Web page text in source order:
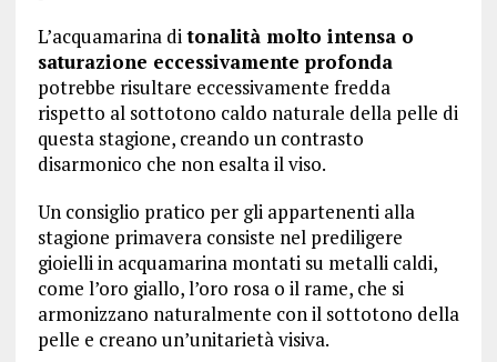
L’acquamarina ditonalità molto intensa o
saturazione eccessivamente profonda
potrebbe risultare eccessivamente fredda
rispetto al sottotono caldo naturale della pelle di
questa stagione, creando un contrasto
disarmonico che non esalta il viso.
Un consiglio pratico per gli appartenenti alla
stagione primavera consiste nel prediligere
gioielli in acquamarina montati su metalli caldi,
come l’oro giallo, l’oro rosa o il rame, che si
armonizzano naturalmente con il sottotono della
pelle e creano un’unitarietà visiva.